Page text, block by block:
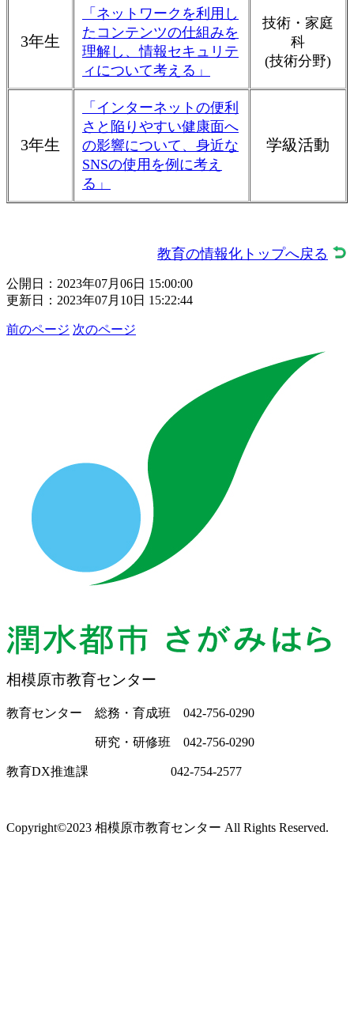
3年生
「ネットワークを利用し
たコンテンツの仕組みを
理解し、情報セキュリテ
ィについて考える」
技術・家庭
科
(技術分野)
3年生
「インターネットの便利
さと陥りやすい健康面へ
の影響について、身近な
SNSの使用を例に考え
る」
学級活動
教育の情報化トップへ戻る
公開日：2023年07月06日 15:00:00
更新日：2023年07月10日 15:22:44
前のページ 次のページ
相模原市教育センター
教育センター 総務・育成班 042-756-0290
研究・研修班 042-756-0290
教育DX推進課 042-754-2577
Copyright©2023 相模原市教育センター All Rights Reserved.